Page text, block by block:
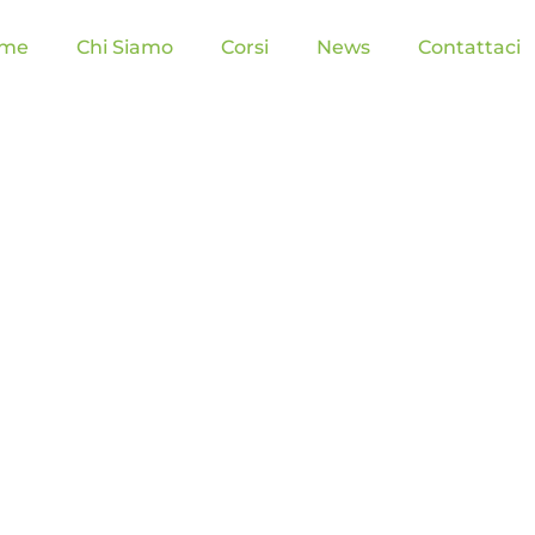
Chi Siamo Corsi News Contattaci